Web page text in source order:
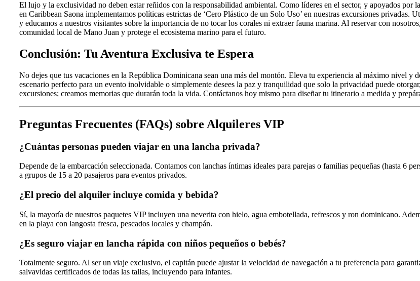
El lujo y la exclusividad no deben estar reñidos con la responsabilidad ambiental. Como líderes en el sector, y apoyados por
en Caribbean Saona implementamos políticas estrictas de ‘Cero Plástico de un Solo Uso’ en nuestras excursiones
y educamos a nuestros visitantes sobre la importancia de no tocar los corales ni extraer fauna marina. Al reservar con
comunidad local de Mano Juan y protege el ecosistema marino para el futuro.
Conclusión: Tu Aventura Exclusiva te Espera
No dejes que tus vacaciones en la República Dominicana sean una más del montón. Eleva tu experiencia al máximo nivel y
escenario perfecto para un evento inolvidable o simplemente desees la paz y tranquilidad que solo la privacidad puede
excursiones; creamos memorias que durarán toda la vida. Contáctanos hoy mismo para diseñar tu itinerario a medida y
Preguntas Frecuentes (FAQs) sobre Alquileres VIP
¿Cuántas personas pueden viajar en una lancha privada?
Depende de la embarcación seleccionada. Contamos con lanchas íntimas ideales para parejas o familias pequeñas (hasta 6
a grupos de 15 a 20 pasajeros para eventos privados.
¿El precio del alquiler incluye comida y bebida?
Sí, la mayoría de nuestros paquetes VIP incluyen una neverita con hielo, agua embotellada, refrescos y ron dominicano.
en la playa con langosta fresca, pescados locales y champán.
¿Es seguro viajar en lancha rápida con niños pequeños o bebés?
Totalmente seguro. Al ser un viaje exclusivo, el capitán puede ajustar la velocidad de navegación a tu preferencia para
salvavidas certificados de todas las tallas, incluyendo para infantes.